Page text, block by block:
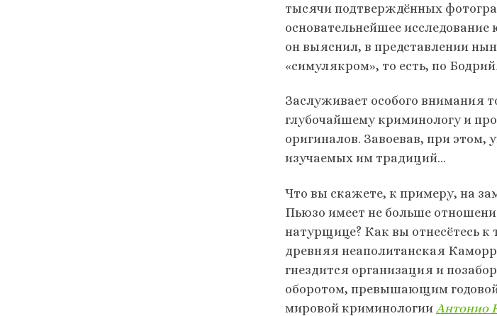
тысячи подтверждённых
основательнейшее
он выяснил, в представлении
«симулякром», то есть, по
Заслуживает особого внимания
глубочайшему криминологу и
оригиналов. Завоевав, при этом,
изучаемых им традиций…
Что вы скажете, к примеру, на
Пьюзо имеет не больше
натурщице? Как вы отнесётесь
древняя неаполитанская
гнездится организация и
оборотом, превышающим
мировой криминологии Антонио